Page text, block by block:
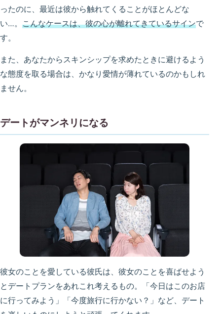
ったのに、最近は彼から触れてくることがほとんどな
い…。 こんなケースは、彼の心が離れてきているサインで
す。
また、あなたからスキンシップを求めたときに避けるよう
な態度を取る場合は、かなり愛情が薄れているのかもしれ
ません。
デートがマンネリになる
彼女のことを愛している彼氏は、彼女のことを喜ばせよう
とデートプランをあれこれ考えるもの。「今日はこのお店
に行ってみよう」「今度旅行に行かない？」など、デート